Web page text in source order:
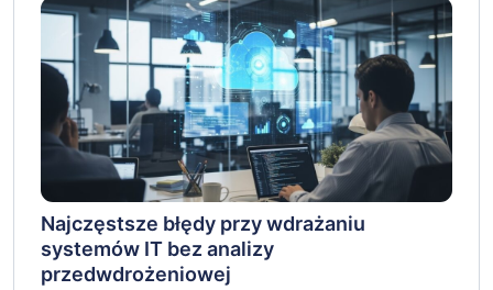
Najczęstsze błędy przy wdrażaniu
systemów IT bez analizy
przedwdrożeniowej